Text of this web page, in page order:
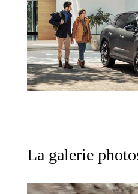
La galerie